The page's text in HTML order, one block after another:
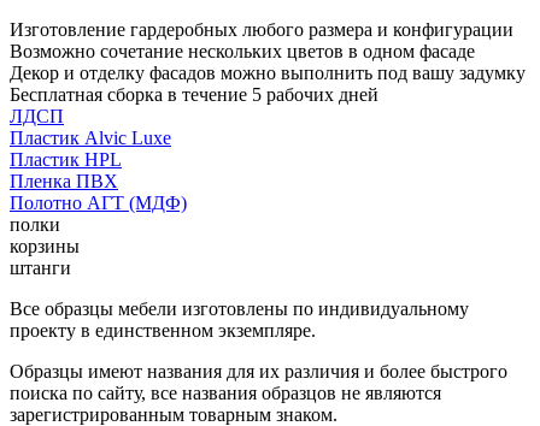
Изготовление гардеробных любого размера и конфигурации
Возможно сочетание нескольких цветов в одном фасаде
Декор и отделку фасадов можно выполнить под вашу задумку
Бесплатная сборка в течение 5 рабочих дней
ЛДСП
Пластик Alvic Luxe
Пластик HPL
Пленка ПВХ
Полотно АГТ (МДФ)
полки
корзины
штанги
Все образцы мебели изготовлены по индивидуальному
проекту в единственном экземпляре.
Образцы имеют названия для их различия и более быстрого
поиска по сайту, все названия образцов не являются
зарегистрированным товарным знаком.